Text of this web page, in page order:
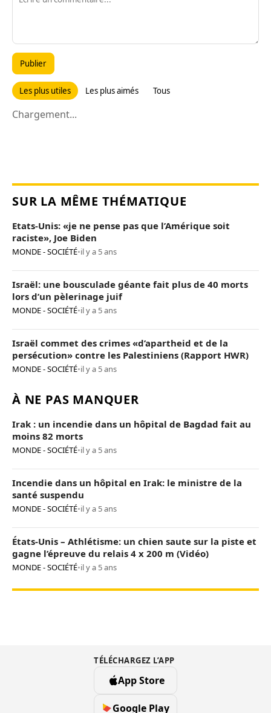
Publier
Les plus utiles Les plus aimés Tous
Chargement...
SUR LA MÊME THÉMATIQUE
Etats-Unis: «je ne pense pas que l’Amérique soit
raciste», Joe Biden
MONDE - SOCIÉTÉ•il y a 5 ans
Israël: une bousculade géante fait plus de 40 morts
lors d’un pèlerinage juif
MONDE - SOCIÉTÉ•il y a 5 ans
Israël commet des crimes «d’apartheid et de la
persécution» contre les Palestiniens (Rapport HWR)
MONDE - SOCIÉTÉ•il y a 5 ans
À NE PAS MANQUER
Irak : un incendie dans un hôpital de Bagdad fait au
moins 82 morts
MONDE - SOCIÉTÉ•il y a 5 ans
Incendie dans un hôpital en Irak: le ministre de la
santé suspendu
MONDE - SOCIÉTÉ•il y a 5 ans
États-Unis – Athlétisme: un chien saute sur la piste et
gagne l’épreuve du relais 4 x 200 m (Vidéo)
MONDE - SOCIÉTÉ•il y a 5 ans
TÉLÉCHARGEZ L’APP
App Store
Google Play